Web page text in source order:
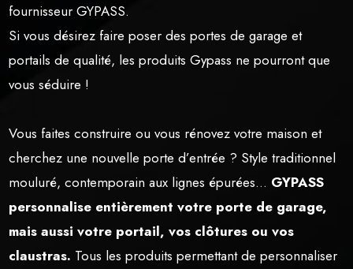
fournisseur GYPASS.
Si vous désirez faire poser des portes de garage et
portails de qualité, les produits Gypass ne pourront que
vous séduire !
Vous faites construire ou vous rénovez votre maison et
cherchez une nouvelle porte d’entrée ? Style traditionnel
mouluré, contemporain aux lignes épurées… GYPASS
personnalise entièrement votre porte de garage,
mais aussi votre portail, vos clôtures ou vos
claustras. Tous les produits permettant de personnaliser